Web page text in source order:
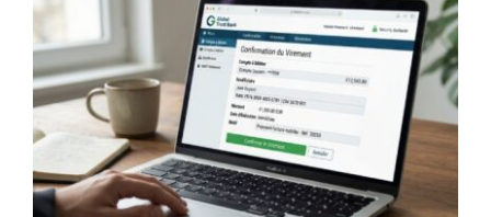
pour
les
entreprises